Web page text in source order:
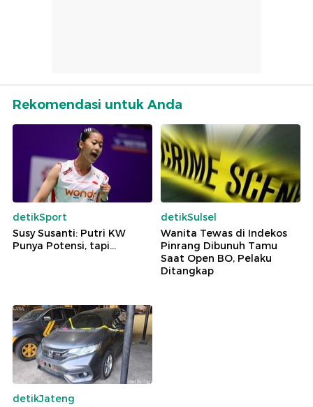
Rekomendasi untuk Anda
detikSport
Susy Susanti: Putri KW
Punya Potensi, tapi...
detikSulsel
Wanita Tewas di Indekos
Pinrang Dibunuh Tamu
Saat Open BO, Pelaku
Ditangkap
detikJateng